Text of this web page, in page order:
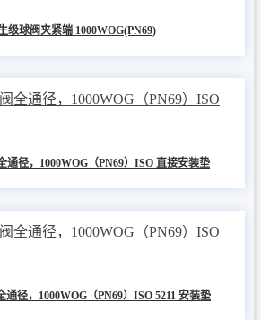
级球阀夹紧端 1000WOG(PN69)
通径，1000WOG（PN69）ISO 直接安装垫
通径，1000WOG（PN69）ISO 5211 安装垫